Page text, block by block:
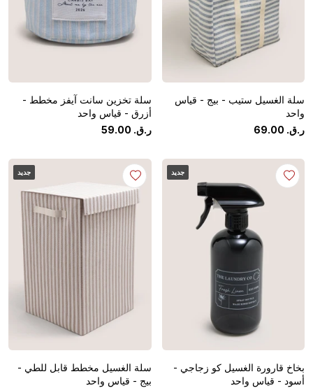
سلة الغسيل ستيب - بيج - قياس
واحد
ر.ق.
69.00
سلة تخزين سانت آيفز مخطط -
أزرق - قياس واحد
ر.ق.
59.00
جديد
بخاخ قارورة الغسيل كو زجاجي -
أسود - قياس واحد
جديد
سلة الغسيل مخطط قابل للطي -
بيج - قياس واحد